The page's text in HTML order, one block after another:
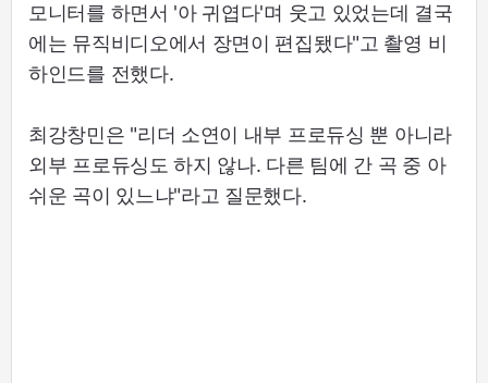
모니터를 하면서 '아 귀엽다'며 웃고 있었는데 결국
에는 뮤직비디오에서 장면이 편집됐다"고 촬영 비
하인드를 전했다.
최강창민은 "리더 소연이 내부 프로듀싱 뿐 아니라
외부 프로듀싱도 하지 않나. 다른 팀에 간 곡 중 아
쉬운 곡이 있느냐"라고 질문했다.